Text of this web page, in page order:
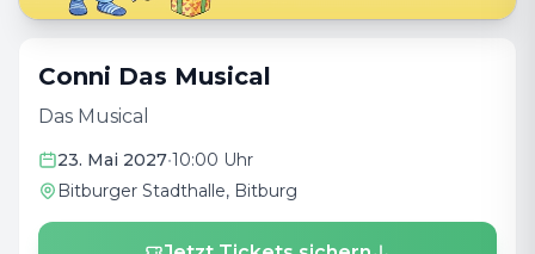
Conni Das Musical
Das Musical
23. Mai 2027•10:00 Uhr
Bitburger Stadthalle, Bitburg